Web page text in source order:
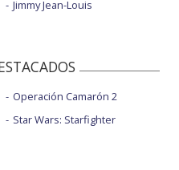
Jimmy Jean-Louis
Operación Camarón 2
Star Wars: Starfighter